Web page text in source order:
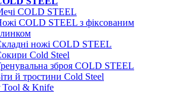
COLD STEEL
COLD STEEL з фіксованим
ножі COLD STEEL
Cold Steel
зброя COLD STEEL
й тростини Cold Steel
Tool & Knife